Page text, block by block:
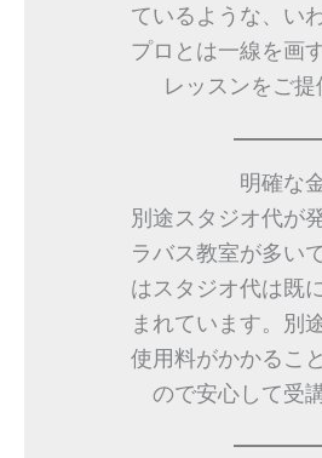
ているような、い
プロとは一線を画
レッスンをご提
明確な
別途スタジオ代が
ラバス教室が多い
はスタジオ代は既
まれています。別
使用料がかかるこ
ので安心して受